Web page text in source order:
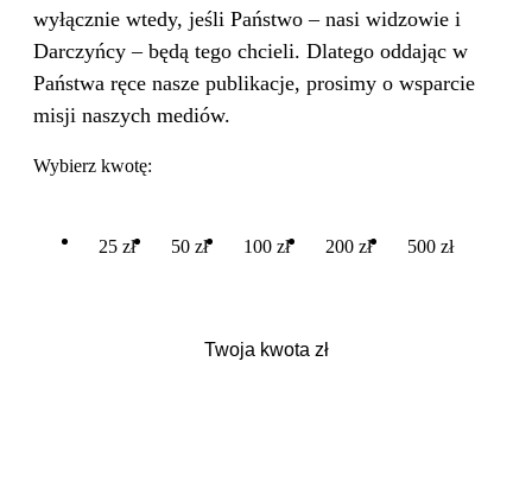
wyłącznie wtedy, jeśli Państwo – nasi widzowie i
Darczyńcy – będą tego chcieli. Dlatego oddając w
Państwa ręce nasze publikacje, prosimy o wsparcie
misji naszych mediów.
Wybierz kwotę:
25 zł 50 zł 100 zł 200 zł 500 zł